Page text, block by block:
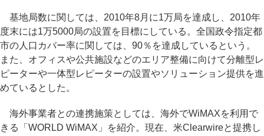
基地局数に関しては、2010年8月に1万局を達成し、2010年
度末には1万5000局の設置を目標にしている。全国政令指定都
市の人口カバー率に関しては、90％を達成しているという。
また、オフィスや公共施設などのエリア整備に向けて分離型レ
ピーターや一体型レピーターの設置やソリューション提供を進
めているとした。
海外事業者との連携施策としては、海外でWiMAXを利用で
きる「WORLD WiMAX」を紹介。現在、米Clearwireと提携し